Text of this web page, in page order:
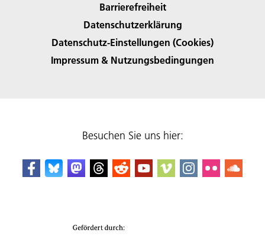
Barrierefreiheit
Datenschutzerklärung
Datenschutz-Einstellungen (Cookies)
Impressum & Nutzungsbedingungen
Besuchen Sie uns hier: